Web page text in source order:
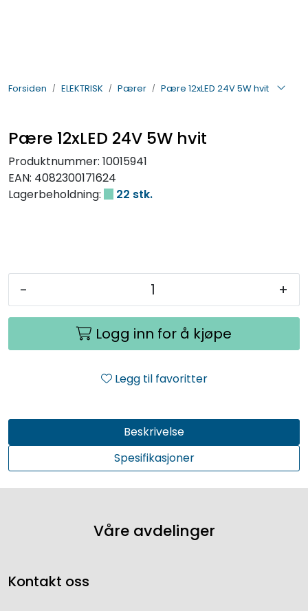
Forsiden ELEKTRISK Pærer Pære 12xLED 24V 5W hvit
Pære 12xLED 24V 5W hvit
Produktnummer: 10015941
EAN: 4082300171624
Lagerbeholdning:
22 stk.
- +
Logg inn for å kjøpe
Legg til favoritter
Beskrivelse
Spesifikasjoner
Våre avdelinger
Kontakt oss
ELEKTRISK
VERKTØY OG REKVISITA
PÅBYGG OG CHASSIS